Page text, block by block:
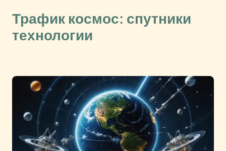
Трафик космос: спутники
технологии